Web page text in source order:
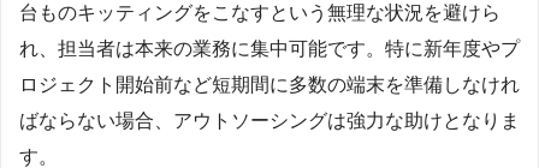
台ものキッティングをこなすという無理な状況を避けら
れ、担当者は本来の業務に集中可能です。特に新年度やプ
ロジェクト開始前など短期間に多数の端末を準備しなけれ
ばならない場合、アウトソーシングは強力な助けとなりま
す。